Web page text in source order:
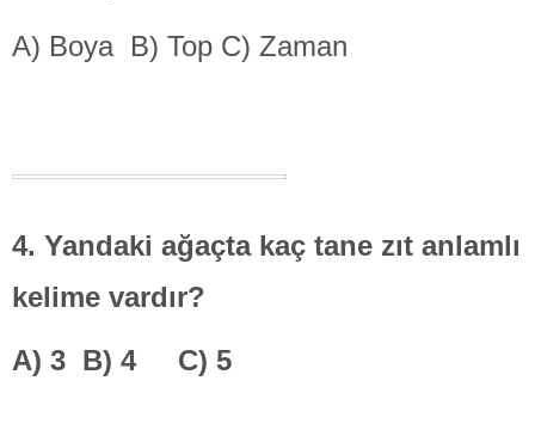
A) Boya B) Top C) Zaman
4. Yandaki ağaçta kaç tane zıt anlamlı
kelime vardır?
A) 3 B) 4 C) 5